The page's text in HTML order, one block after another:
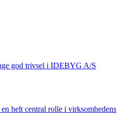
god trivsel i IDEBYG A/S
helt central rolle i virksomhedens